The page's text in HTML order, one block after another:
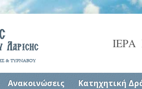
Ανακοινώσεις Κατηχητική